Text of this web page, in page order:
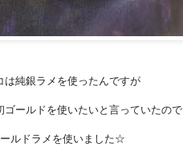
は純銀ラメを使ったんですが
ゴールドを使いたいと言っていたので
ルドラメを使いました☆